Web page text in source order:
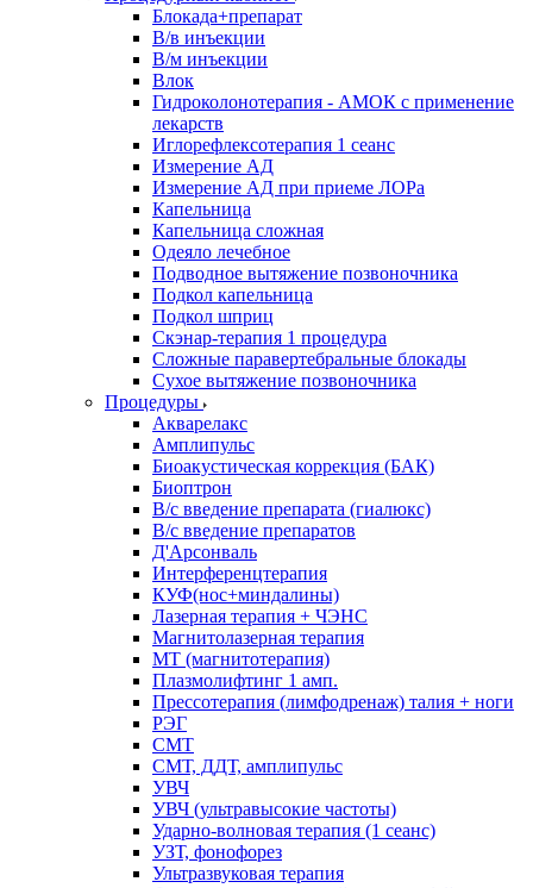
Блокада+препарат
В/в инъекции
В/м инъекции
Влок
Гидроколонотерапия - АМОК с применение
лекарств
Иглорефлексотерапия 1 сеанс
Измерение АД
Измерение АД при приеме ЛОРа
Капельница
Капельница сложная
Одеяло лечебное
Подводное вытяжение позвоночника
Подкол капельница
Подкол шприц
Скэнар-терапия 1 процедура
Сложные паравертебральные блокады
Сухое вытяжение позвоночника
Процедуры
Акварелакс
Амплипульс
Биоакустическая коррекция (БАК)
Биоптрон
В/с введение препарата (гиалюкс)
В/с введение препаратов
Д'Арсонваль
Интерференцтерапия
КУФ(нос+миндалины)
Лазерная терапия + ЧЭНС
Магнитолазерная терапия
МТ (магнитотерапия)
Плазмолифтинг 1 амп.
Прессотерапия (лимфодренаж) талия + ноги
РЭГ
СМТ
СМТ, ДДТ, амплипульс
УВЧ
УВЧ (ультравысокие частоты)
Ударно-волновая терапия (1 сеанс)
УЗТ, фонофорез
Ультразвуковая терапия